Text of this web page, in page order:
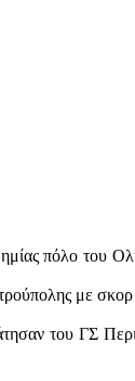
πόλο του
με σκορ
του ΓΣ